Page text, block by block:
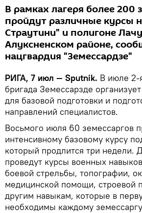
В рамках лагеря более 200
пройдут различные курсы
Страутини" и полигоне
Алуксненском районе,
нацгвардия "Земессардзе"
РИГА, 7 июл — Sputnik. В июле 2-
бригада Земессарзде
для базовой подготовки и
направлений специалистов.
Восьмого июля 60 земессаргов
интенсивному базовому курсу
который продлится три недели.
проведут курсы военных
боевой стрельбы, топографии,
медицинской помощи, строевой
другим навыкам, которые в
необходимы каждому